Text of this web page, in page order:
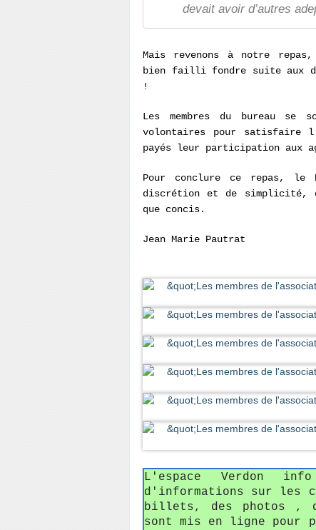
devait avoir d’autres
Mais revenons à notre
bien failli fondre suite aux
!
Les membres du bureau se
volontaires pour satisfaire
payés leur participation aux
Pour conclure ce repas, le
discrétion et de simplicité,
que concis.
Jean Marie Pautrat
L'espace Verdon
d'informations sur les
billets, des photos ,
sont mis en ligne pour